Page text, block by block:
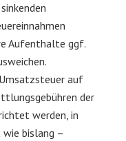
Aufenthalte ggf.
auf
der
werden, in
bislang –